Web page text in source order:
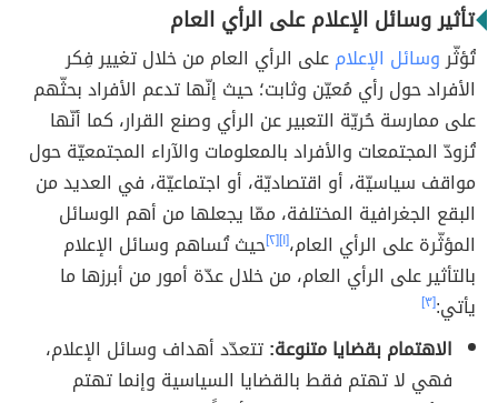
تأثير وسائل الإعلام على الرأي العام
تُؤثّروسائل الإعلامعلى الرأي العام من خلال تغيير فِكر
الأفراد حول رأي مُعيّن وثابت؛ حيث إنّها تدعم الأفراد بحثّهم
على ممارسة حُريّة التعبير عن الرأي وصنع القرار، كما أنّها
تُزودّ المجتمعات والأفراد بالمعلومات والآراء المجتمعيّة حول
مواقف سياسيّة، أو اقتصاديّة، أو اجتماعيّة، في العديد من
البقع الجغرافية المختلفة، ممّا يجعلها من أهم الوسائل
المؤثّرة على الرأي العام،[١] [٢] حيث تُساهم وسائل الإعلام
بالتأثير على الرأي العام، من خلال عدّة أمور من أبرزها ما
يأتي:[٣]
الاهتمام بقضايا متنوعة:تتعدّد أهداف وسائل الإعلام،
فهي لا تهتم فقط بالقضايا السياسية وإنما تهتم